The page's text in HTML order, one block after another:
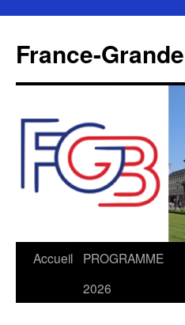
contenu
France-
Accueil
PROGRAMME
2026